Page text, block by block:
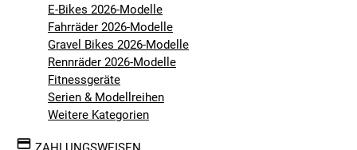
E-Bikes 2026-Modelle
Fahrräder 2026-Modelle
Gravel Bikes 2026-Modelle
Rennräder 2026-Modelle
Fitnessgeräte
Serien & Modellreihen
Weitere Kategorien